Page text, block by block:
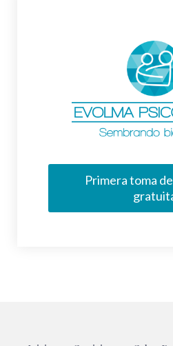
Primera toma